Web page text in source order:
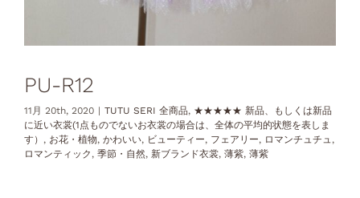
PU-R12
11月 20th, 2020 | TUTU SERI 全商品, ★★★★★ 新品、もしくは新品
に近い衣裳(1点ものでないお衣裳の場合は、全体の平均的状態を表しま
す） , お花・植物, かわいい, ビューティー, フェアリー, ロマンチュチュ ,
ロマンティック , 季節・自然, 新ブランド衣裳, 薄紫, 薄紫